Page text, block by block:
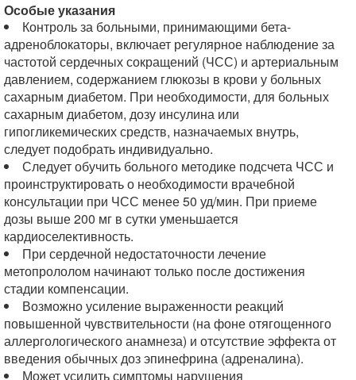
Особые указания
Контроль за больными, принимающими бета-
адреноблокаторы, включает регулярное наблюдение за
частотой сердечных сокращений (ЧСС) и артериальным
давлением, содержанием глюкозы в крови у больных
сахарным диабетом. При необходимости, для больных
сахарным диабетом, дозу инсулина или
гипогликемических средств, назначаемых внутрь,
следует подобрать индивидуально.
Следует обучить больного методике подсчета ЧСС и
проинструктировать о необходимости врачебной
консультации при ЧСС менее 50 уд/мин. При приеме
дозы выше 200 мг в сутки уменьшается
кардиоселективность.
При сердечной недостаточности лечение
метопрололом начинают только после достижения
стадии компенсации.
Возможно усиление выраженности реакций
повышенной чувствительности (на фоне отягощенного
аллергологического анамнеза) и отсутствие эффекта от
введения обычных доз эпинефрина (адреналина).
Может усилить симптомы нарушения